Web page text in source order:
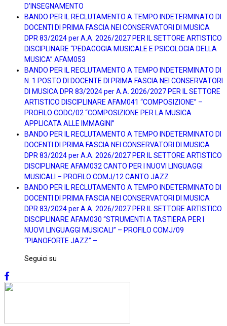
D’INSEGNAMENTO
BANDO PER IL RECLUTAMENTO A TEMPO INDETERMINATO DI
DOCENTI DI PRIMA FASCIA NEI CONSERVATORI DI MUSICA
DPR 83/2024 per A.A. 2026/2027 PER IL SETTORE ARTISTICO
DISCIPLINARE “PEDAGOGIA MUSICALE E PSICOLOGIA DELLA
MUSICA” AFAM053
BANDO PER IL RECLUTAMENTO A TEMPO INDETERMINATO DI
N. 1 POSTO DI DOCENTE DI PRIMA FASCIA NEI CONSERVATORI
DI MUSICA DPR 83/2024 per A.A. 2026/2027 PER IL SETTORE
ARTISTICO DISCIPLINARE AFAM041 “COMPOSIZIONE” –
PROFILO CODC/02 “COMPOSIZIONE PER LA MUSICA
APPLICATA ALLE IMMAGINI”
BANDO PER IL RECLUTAMENTO A TEMPO INDETERMINATO DI
DOCENTI DI PRIMA FASCIA NEI CONSERVATORI DI MUSICA
DPR 83/2024 per A.A. 2026/2027 PER IL SETTORE ARTISTICO
DISCIPLINARE AFAM032 CANTO PER I NUOVI LINGUAGGI
MUSICALI – PROFILO COMJ/12 CANTO JAZZ
BANDO PER IL RECLUTAMENTO A TEMPO INDETERMINATO DI
DOCENTI DI PRIMA FASCIA NEI CONSERVATORI DI MUSICA
DPR 83/2024 per A.A. 2026/2027 PER IL SETTORE ARTISTICO
DISCIPLINARE AFAM030 “STRUMENTI A TASTIERA PER I
NUOVI LINGUAGGI MUSICALI” – PROFILO COMJ/09
“PIANOFORTE JAZZ” –
Seguici su